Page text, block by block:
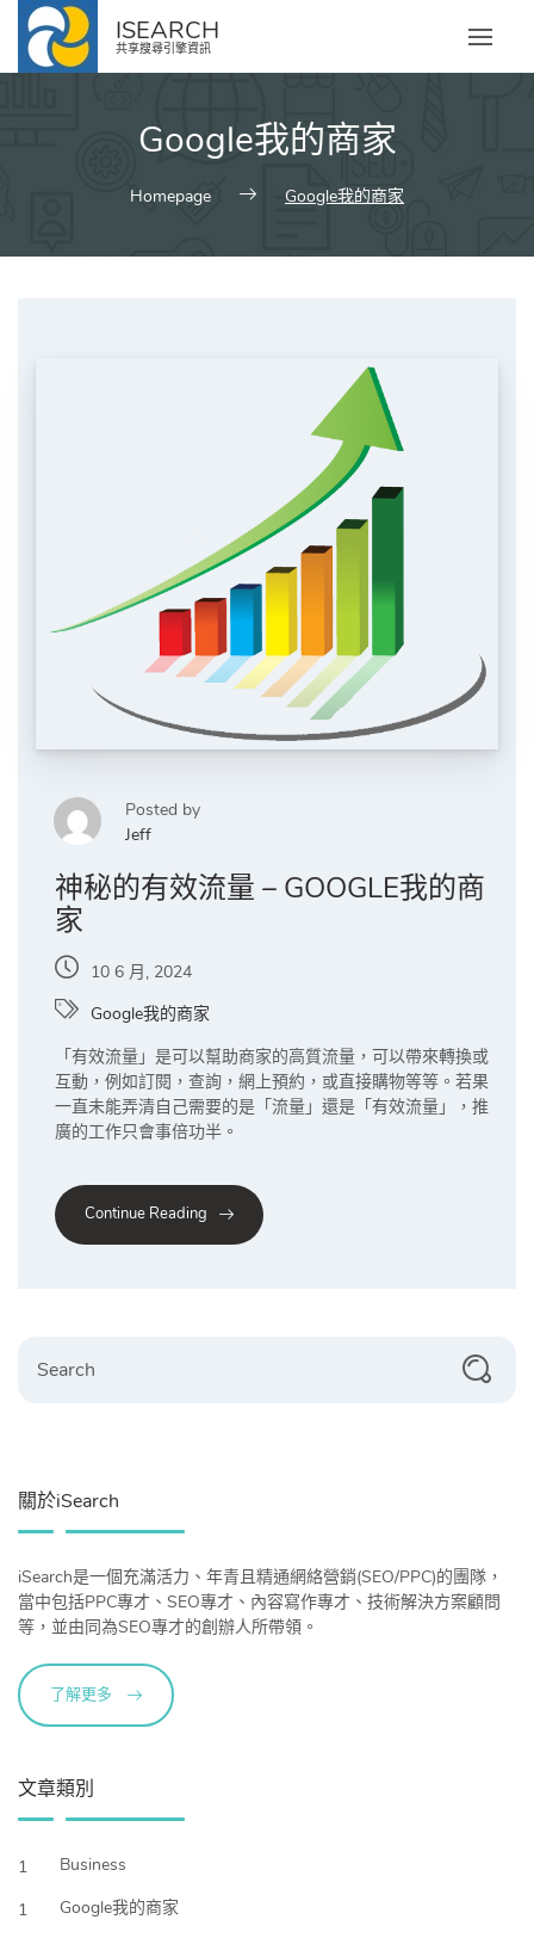
Skip
content
ISEARCH
共享搜尋引擎資訊
Google我的商家
Homepage Google我的商家
Posted by
Jeff
神秘的有效流量 – GOOGLE我的商
家
10 6 月, 2024
Google我的商家
「有效流量」是可以幫助商家的高質流量，可以帶來轉換或
互動，例如訂閱，查詢，網上預約，或直接購物等等。若果
一直未能弄清自己需要的是「流量」還是「有效流量」，推
廣的工作只會事倍功半。
Continue Reading
關於iSearch
iSearch是一個充滿活力、年青且精通網絡營銷(SEO/PPC)的團隊，
當中包括PPC專才、SEO專才、內容寫作專才、技術解決方案顧問
等，並由同為SEO專才的創辦人所帶領。
了解更多
文章類別
1
Business
1
Google我的商家